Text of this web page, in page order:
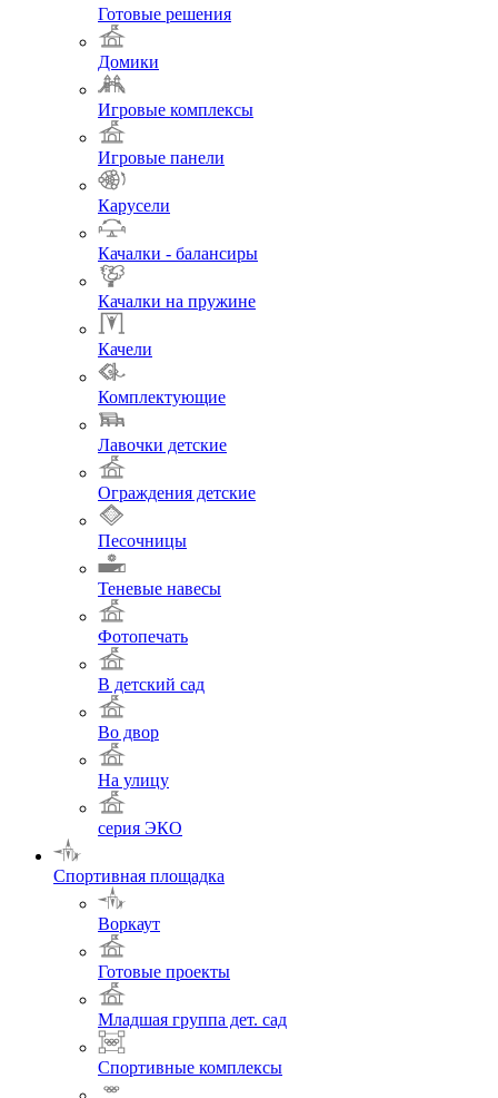
Готовые решения
Домики
Игровые комплексы
Игровые панели
Карусели
Качалки - балансиры
Качалки на пружине
Качели
Комплектующие
Лавочки детские
Ограждения детские
Песочницы
Теневые навесы
Фотопечать
В детский сад
Во двор
На улицу
серия ЭКО
Спортивная площадка
Воркаут
Готовые проекты
Младшая группа дет. сад
Спортивные комплексы